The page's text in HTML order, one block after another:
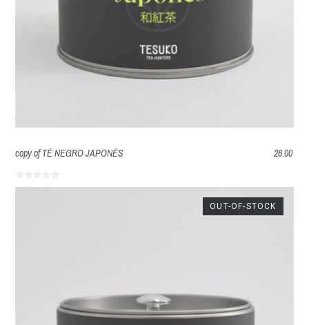
copy of TÉ NEGRO JAPONÉS 26.00
OUT-OF-STOCK